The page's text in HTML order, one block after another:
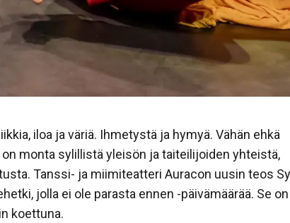
iloa ja väriä. Ihmetystä ja hymyä. Vähän ehkä
monta sylillistä yleisön ja taiteilijoiden yhteistä,
Tanssi- ja miimiteatteri Auracon uusin teos
jolla ei ole parasta ennen -päivämäärää. Se on
koettuna.